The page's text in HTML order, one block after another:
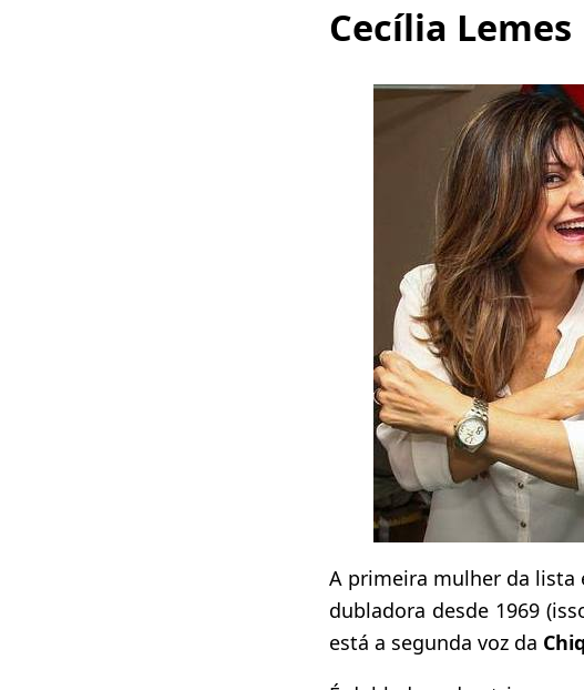
Cecília Lemes
A primeira mulher da lista
dubladora desde 1969
está a segunda voz da